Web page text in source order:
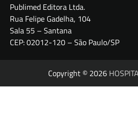
Publimed Editora Ltda.
Rua Felipe Gadelha, 104
Sala 55 – Santana
CEP: 02012-120 – São Paulo/SP
Copyright © 2026